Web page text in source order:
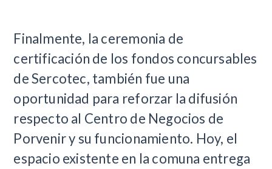
Finalmente, la ceremonia de
certificación de los fondos concursables
de Sercotec, también fue una
oportunidad para reforzar la difusión
respecto al Centro de Negocios de
Porvenir y su funcionamiento. Hoy, el
espacio existente en la comuna entrega